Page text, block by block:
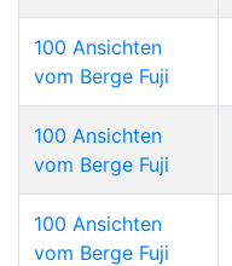
100 Ansichten
vom Berge Fuji
100 Ansichten
vom Berge Fuji
100 Ansichten
vom Berge Fuji